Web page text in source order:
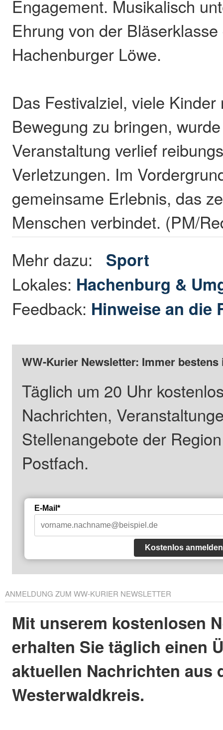
Engagement. Musikalisch
Ehrung von der
Hachenburger Löwe.
Das Festivalziel, viele
Bewegung zu bringen,
Veranstaltung verlief
Verletzungen. Im
gemeinsame Erlebnis, das
Menschen verbindet. (PM/
Mehr dazu: Sport
Lokales: Hachenburg &
Feedback: Hinweise an die
WW-Kurier Newsletter: Immer
Täglich um 20 Uhr
Nachrichten,
Stellenangebote der
Postfach.
E-Mail*
Kostenlos anmelden
ANMELDUNG ZUM WW-KURIER NEWSLETTER
Mit unserem kostenlosen
erhalten Sie täglich einen
aktuellen Nachrichten aus
Westerwaldkreis.